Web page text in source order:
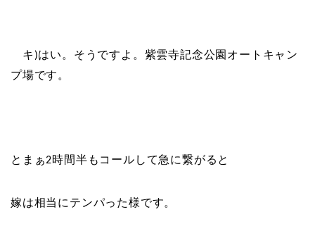
キ )はい。そうですよ。紫雲寺記念公園オートキャン
プ場です。
とまぁ2時間半もコールして急に繋がると
嫁は相当にテンパった様です。